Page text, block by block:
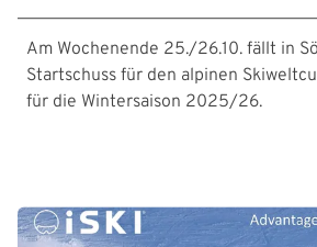
Am Wochenende 25./26.10. fällt in
Startschuss für den alpinen
für die Wintersaison 2025/26.